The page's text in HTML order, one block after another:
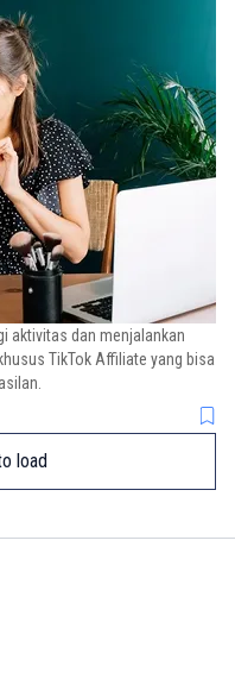
aktivitas dan menjalankan
TikTok Affiliate yang bisa
load